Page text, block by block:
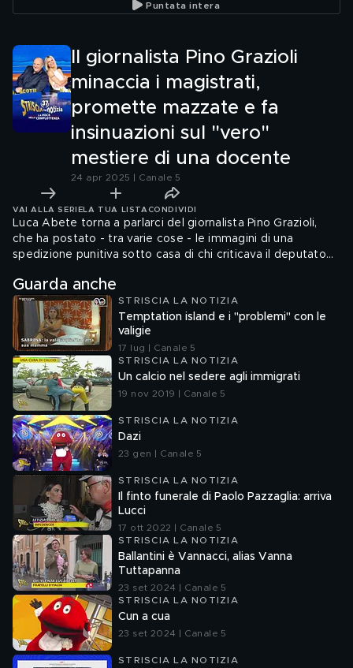
Puntata intera
Il giornalista Pino Grazioli
minaccia i magistrati,
promette mazzate e fa
insinuazioni sul "vero"
mestiere di una docente
24 apr 2025 | Canale 5
VAI ALLA SERIE LA TUA LISTA CONDIVIDI
Luca Abete torna a parlarci del giornalista Pino Grazioli,
che ha postato - tra varie cose - le immagini di una
spedizione punitiva sotto casa di chi criticava il deputato
insinuazioni su una docente, basandosi sul suo aspetto
fisico: la colpa della donna era quella di averlo criticato. E
lui invitava i suoi "seguaci" a scatenarsi online contro di lei.
Ma nei video c'è spazio anche per intimidazioni ai
magistrati
Guarda anche
STRISCIA LA NOTIZIA
Temptation island e i "problemi" con le
valigie
17 lug | Canale 5
STRISCIA LA NOTIZIA
Un calcio nel sedere agli immigrati
19 nov 2019 | Canale 5
STRISCIA LA NOTIZIA
Dazi
23 gen | Canale 5
STRISCIA LA NOTIZIA
Il finto funerale di Paolo Pazzaglia: arriva
Lucci
17 ott 2022 | Canale 5
STRISCIA LA NOTIZIA
Ballantini è Vannacci, alias Vanna
Tuttapanna
23 set 2024 | Canale 5
STRISCIA LA NOTIZIA
Cun a cua
23 set 2024 | Canale 5
STRISCIA LA NOTIZIA